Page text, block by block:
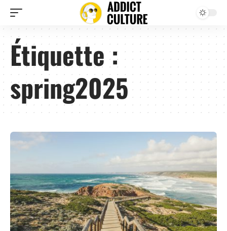
Étiquette :
spring2025